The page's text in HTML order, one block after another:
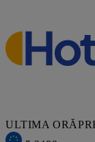
ULTIMA ORĂ